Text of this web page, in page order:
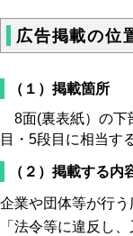
広告掲載の位
（１）掲載箇所
8面(裏表紙）の下
目・5段目に相当す
（２）掲載する内
企業や団体等が行う
「法令等に違反し